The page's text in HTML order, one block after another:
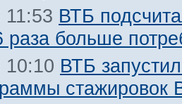
11:53 ВТБ
раза больше
10:10 ВТБ